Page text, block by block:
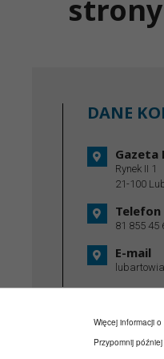
strony
DANE
Gazeta
Rynek II 1
21-100
Telefon
81 855 45
E-mail
Więcej informacji
Przypomnij później